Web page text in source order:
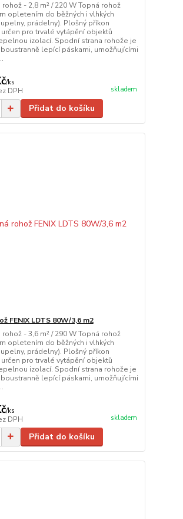
- 2,8 m² / 220 W Topná rohož
opletením do běžných i vlhkých
prádelny). Plošný příkon
určen pro trvalé vytápění objektů
izolací. Spodní strana rohože je
lepící páskami, umožňujícími
/ks
DPH skladem
Přidat do košíku
FENIX LDTS 80W/3,6 m2
- 3,6 m² / 290 W Topná rohož
opletením do běžných i vlhkých
prádelny). Plošný příkon
určen pro trvalé vytápění objektů
izolací. Spodní strana rohože je
lepící páskami, umožňujícími
/ks
DPH skladem
Přidat do košíku